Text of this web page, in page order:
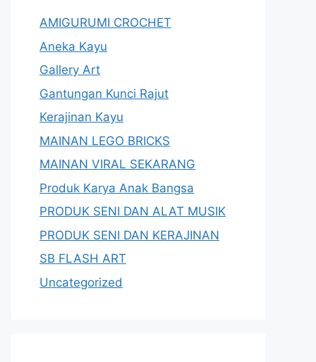
AMIGURUMI CROCHET
Aneka Kayu
Gallery Art
Gantungan Kunci Rajut
Kerajinan Kayu
MAINAN LEGO BRICKS
MAINAN VIRAL SEKARANG
Produk Karya Anak Bangsa
PRODUK SENI DAN ALAT MUSIK
PRODUK SENI DAN KERAJINAN
SB FLASH ART
Uncategorized